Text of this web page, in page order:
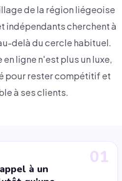
de la région liégeoise
indépendants cherchent à
delà du cercle habituel.
ligne n'est plus un luxe,
pour rester compétitif et
à ses clients.
01
à un